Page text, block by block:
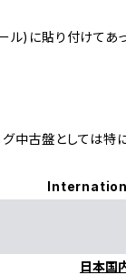
ル)に貼り付けてあ
中古盤としては特
日本国